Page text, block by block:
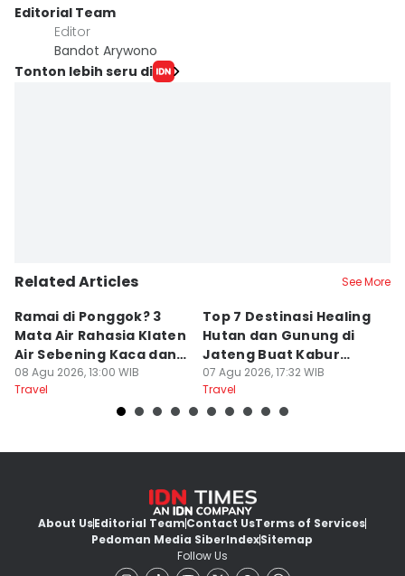
Editorial Team
Editor
Bandot Arywono
Tonton lebih seru di
Related Articles See More
Ramai di Ponggok? 3
Mata Air Rahasia Klaten
Air Sebening Kaca dan
Masih Sepi
08 Agu 2026, 13:00 WIB
Travel
Top 7 Destinasi Healing
Hutan dan Gunung di
Jateng Buat Kabur
Sejenak, Under Rp200
Ribu
07 Agu 2026, 17:32 WIB
Travel
About UsEditorial TeamContact UsTerms of Services
Pedoman Media SiberIndexSitemap
Follow Us